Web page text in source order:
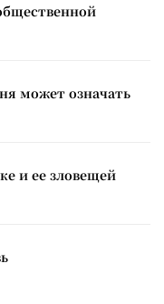
может означать
и ее зловещей